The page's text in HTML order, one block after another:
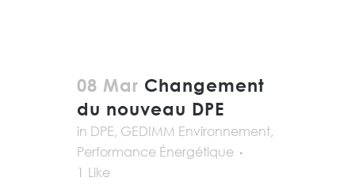
08 Mar Changement
du nouveau DPE
in DPE, GEDIMM Environnement,
Performance Énergétique
1 Like